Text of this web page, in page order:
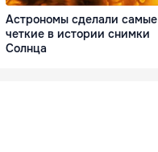
Астрономы сделали самые
четкие в истории снимки
Солнца